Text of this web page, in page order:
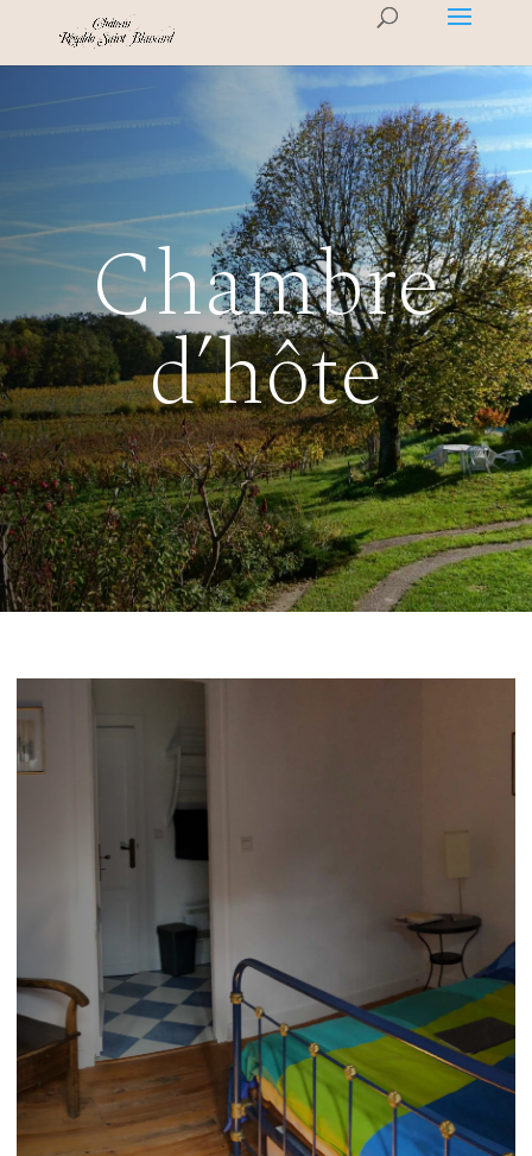
Chambre
d’hôte